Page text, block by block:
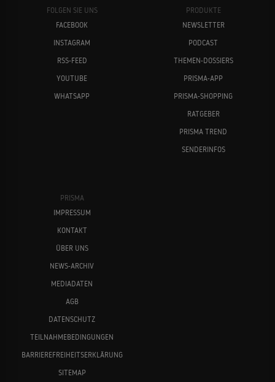
FOLGEN SIE UNS
FACEBOOK
INSTAGRAM
RSS-FEED
YOUTUBE
WHATSAPP
PRODUKTE
NEWSLETTER
PODCAST
THEMEN-DOSSIERS
PRISMA-APP
PRISMA-SHOPPING
RATGEBER
PRISMA TREND
SENDERINFOS
PRISMA
IMPRESSUM
KONTAKT
ÜBER UNS
NEWS-ARCHIV
MEDIADATEN
AGB
DATENSCHUTZ
TEILNAHMEBEDINGUNGEN
BARRIEREFREIHEITSERKLÄRUNG
SITEMAP